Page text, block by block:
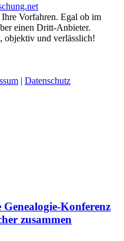
Vorfahren. Egal ob im
einen Dritt-Anbieter.
objektiv und verlässlich!
| Datenschutz
Konferenz
zusammen